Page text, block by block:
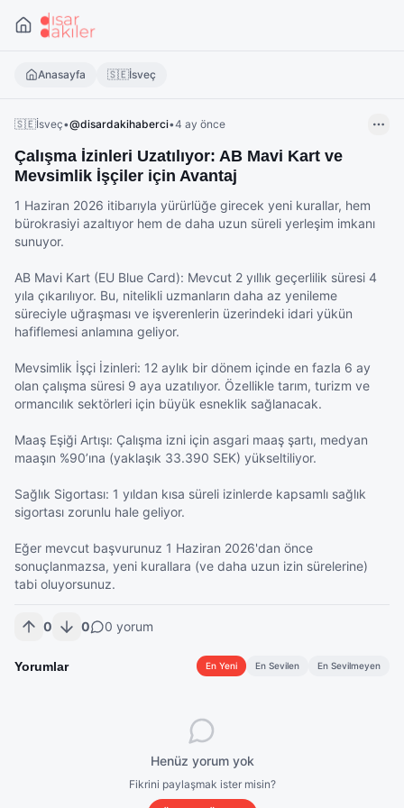
Anasayfa 🇸🇪İsveç
🇸🇪İsveç•@disardakihaberci•4 ay önce
Çalışma İzinleri Uzatılıyor: AB Mavi Kart ve
Mevsimlik İşçiler için Avantaj
1 Haziran 2026 itibarıyla yürürlüğe girecek yeni kurallar, hem
bürokrasiyi azaltıyor hem de daha uzun süreli yerleşim imkanı
sunuyor.
AB Mavi Kart (EU Blue Card): Mevcut 2 yıllık geçerlilik süresi 4
yıla çıkarılıyor. Bu, nitelikli uzmanların daha az yenileme
süreciyle uğraşması ve işverenlerin üzerindeki idari yükün
hafiflemesi anlamına geliyor.
Mevsimlik İşçi İzinleri: 12 aylık bir dönem içinde en fazla 6 ay
olan çalışma süresi 9 aya uzatılıyor. Özellikle tarım, turizm ve
ormancılık sektörleri için büyük esneklik sağlanacak.
Maaş Eşiği Artışı: Çalışma izni için asgari maaş şartı, medyan
maaşın %90’ına (yaklaşık 33.390 SEK) yükseltiliyor.
Sağlık Sigortası: 1 yıldan kısa süreli izinlerde kapsamlı sağlık
sigortası zorunlu hale geliyor.
Eğer mevcut başvurunuz 1 Haziran 2026'dan önce
sonuçlanmazsa, yeni kurallara (ve daha uzun izin sürelerine)
tabi oluyorsunuz.
0 0 0 yorum
Yorumlar En Yeni En Sevilen En Sevilmeyen
Henüz yorum yok
Fikrini paylaşmak ister misin?